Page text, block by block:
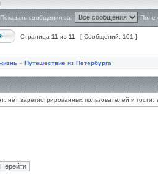
Показать сообщения за: Поле
Страница 11 из 11 [ Сообщений: 101 ]
» Путешествие из Петербурга
нет зарегистрированных пользователей и гости: